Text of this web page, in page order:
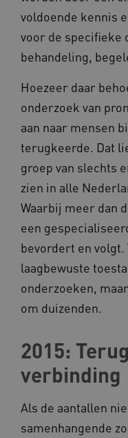
voldoende kennis
voor de specifieke
behandeling,
Hoezeer daar
onderzoek van
aan naar mensen
terugkeerde. Dat
groep van slechts
zien in alle
Waarbij meer dan
een
bevordert en volgt.
laagbewuste
onderzoeken,
om duizenden.
2015:
verbinding
Als de aantallen
samenhangende
AWSALBCORS
AWSALBCORS
UMB_SESSION